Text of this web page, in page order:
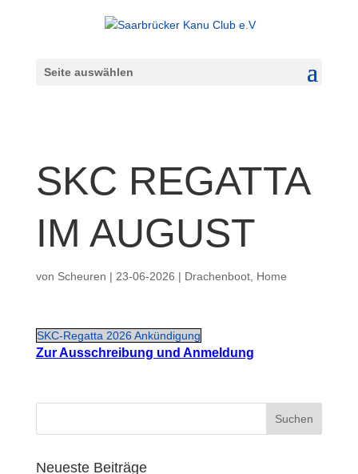
Seite auswählen
SKC REGATTA
IM AUGUST
von Scheuren | 23-06-2026 | Drachenboot, Home
SKC-Regatta 2026 Ankündigung
Zur Ausschreibung und Anmeldung
Neueste Beiträge